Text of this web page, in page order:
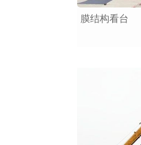
膜结构看台